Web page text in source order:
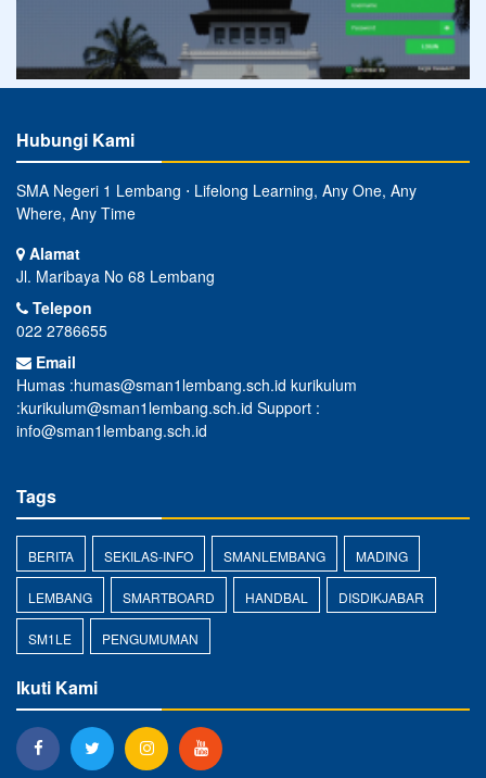
Hubungi Kami
SMA Negeri 1 Lembang ⋅ Lifelong Learning, Any One, Any
Where, Any Time
Alamat
Jl. Maribaya No 68 Lembang
Telepon
022 2786655
Email
Humas :humas@sman1lembang.sch.id kurikulum
:kurikulum@sman1lembang.sch.id Support :
info@sman1lembang.sch.id
Tags
BERITA SEKILAS-INFO SMANLEMBANG MADING
LEMBANG SMARTBOARD HANDBAL DISDIKJABAR
SM1LE PENGUMUMAN
Ikuti Kami